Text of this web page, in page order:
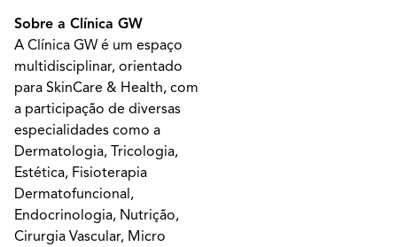
Sobre a Clínica GW
A Clínica GW é um espaço
multidisciplinar, orientado
para SkinCare & Health, com
a participação de diversas
especialidades como a
Dermatologia, Tricologia,
Estética, Fisioterapia
Dermatofuncional,
Endocrinologia, Nutrição,
Cirurgia Vascular, Micro